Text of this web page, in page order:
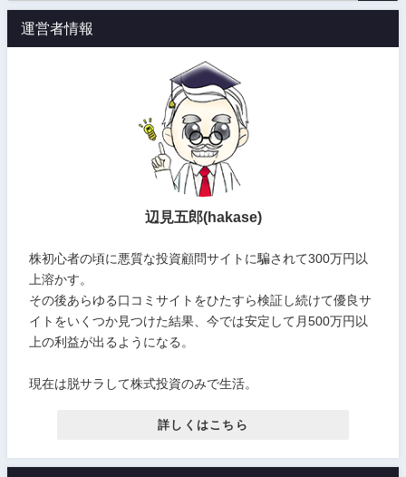
運営者情報
辺見五郎(hakase)
株初心者の頃に悪質な投資顧問サイトに騙されて300万円以
上溶かす。
その後あらゆる口コミサイトをひたすら検証し続けて優良サ
イトをいくつか見つけた結果、今では安定して月500万円以
上の利益が出るようになる。
現在は脱サラして株式投資のみで生活。
詳しくはこちら